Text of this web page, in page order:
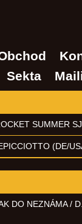
Sekta
SUMMER
(DE/
DO NEZNÁMA /